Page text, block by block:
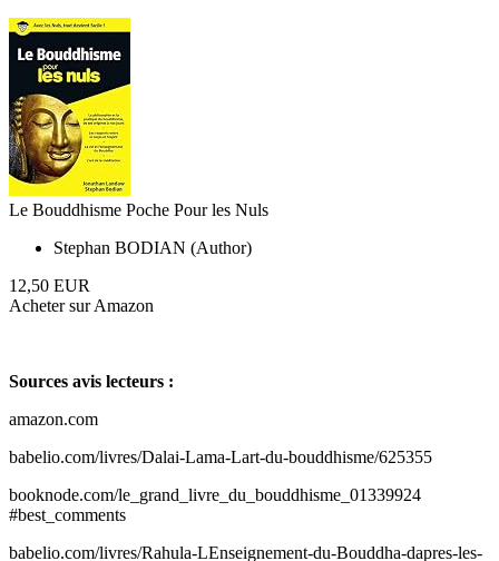
Le Bouddhisme Poche Pour les Nuls
Stephan BODIAN (Author)
12,50 EUR
Acheter sur Amazon
Sources avis lecteurs :
amazon.com
babelio.com/livres/Dalai-Lama-Lart-du-bouddhisme/625355
booknode.com/le_grand_livre_du_bouddhisme_01339924
#best_comments
babelio.com/livres/Rahula-LEnseignement-du-Bouddha-dapres-les-